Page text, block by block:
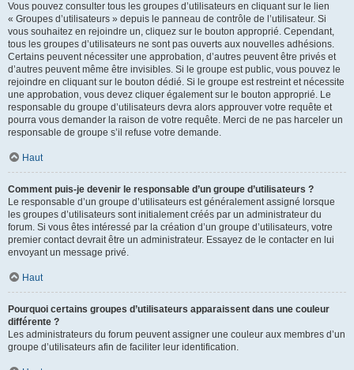
Vous pouvez consulter tous les groupes d’utilisateurs en cliquant sur le lien
« Groupes d’utilisateurs » depuis le panneau de contrôle de l’utilisateur. Si
vous souhaitez en rejoindre un, cliquez sur le bouton approprié. Cependant,
tous les groupes d’utilisateurs ne sont pas ouverts aux nouvelles adhésions.
Certains peuvent nécessiter une approbation, d’autres peuvent être privés et
d’autres peuvent même être invisibles. Si le groupe est public, vous pouvez le
rejoindre en cliquant sur le bouton dédié. Si le groupe est restreint et nécessite
une approbation, vous devez cliquer également sur le bouton approprié. Le
responsable du groupe d’utilisateurs devra alors approuver votre requête et
pourra vous demander la raison de votre requête. Merci de ne pas harceler un
responsable de groupe s’il refuse votre demande.
Haut
Comment puis-je devenir le responsable d’un groupe d’utilisateurs ?
Le responsable d’un groupe d’utilisateurs est généralement assigné lorsque
les groupes d’utilisateurs sont initialement créés par un administrateur du
forum. Si vous êtes intéressé par la création d’un groupe d’utilisateurs, votre
premier contact devrait être un administrateur. Essayez de le contacter en lui
envoyant un message privé.
Haut
Pourquoi certains groupes d’utilisateurs apparaissent dans une couleur
différente ?
Les administrateurs du forum peuvent assigner une couleur aux membres d’un
groupe d’utilisateurs afin de faciliter leur identification.